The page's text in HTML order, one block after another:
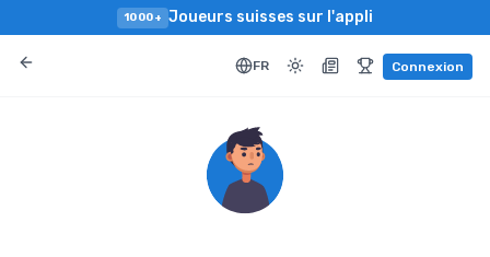
1000+ Joueurs suisses sur l'appli
FR Connexion